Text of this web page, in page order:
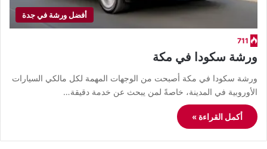
أفضل ورشة في جدة
711
ورشة سكودا في مكة
ورشة سكودا في مكة أصبحت من الوجهات المهمة لكل مالكي السيارات
الأوروبية في المدينة، خاصةً لمن يبحث عن خدمة دقيقة…
أكمل القراءة »